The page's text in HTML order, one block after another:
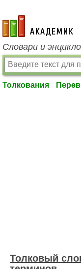
academic.ru
Словари и
Толкования
Толковый